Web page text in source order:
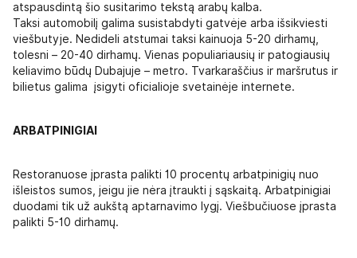
atspausdintą šio susitarimo tekstą arabų kalba.
Taksi automobilį galima susistabdyti gatvėje arba išsikviesti
viešbutyje. Nedideli atstumai taksi kainuoja 5-20 dirhamų,
tolesni – 20-40 dirhamų. Vienas populiariausių ir patogiausių
keliavimo būdų Dubajuje – metro. Tvarkaraščius ir maršrutus ir
bilietus galima įsigyti oficialioje svetainėje internete.
ARBATPINIGIAI
Restoranuose įprasta palikti 10 procentų arbatpinigių nuo
išleistos sumos, jeigu jie nėra įtraukti į sąskaitą. Arbatpinigiai
duodami tik už aukštą aptarnavimo lygį. Viešbučiuose įprasta
palikti 5-10 dirhamų.